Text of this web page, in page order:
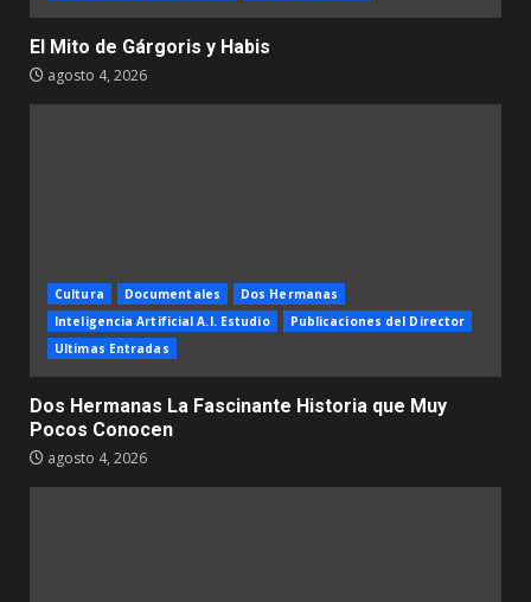
El Mito de Gárgoris y Habis
agosto 4, 2026
Cultura Documentales
Dos Hermanas
Inteligencia Artificial A.I. Estudio
Publicaciones del Director
Ultimas Entradas
Dos Hermanas La Fascinante Historia que Muy
Pocos Conocen
agosto 4, 2026